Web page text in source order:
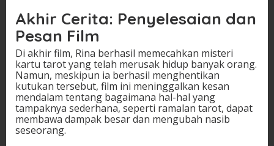
Akhir Cerita: Penyelesaian dan
Pesan Film
Di akhir film, Rina berhasil memecahkan misteri
kartu tarot yang telah merusak hidup banyak orang.
Namun, meskipun ia berhasil menghentikan
kutukan tersebut, film ini meninggalkan kesan
mendalam tentang bagaimana hal-hal yang
tampaknya sederhana, seperti ramalan tarot, dapat
membawa dampak besar dan mengubah nasib
seseorang.